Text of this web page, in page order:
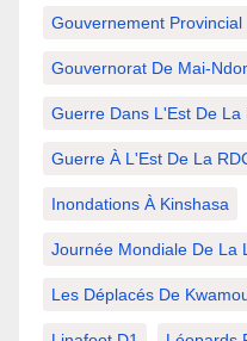
Gouvernement
Gouvernorat De Mai-
Guerre Dans L'Est De La
Guerre À L'Est De La
Inondations À Kinshasa
Journée Mondiale De La
Les Déplacés De